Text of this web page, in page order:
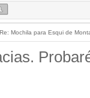
Mochila para Esqui de